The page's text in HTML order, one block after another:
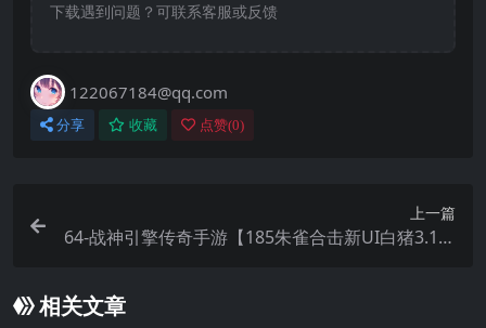
下载遇到问题？可联系客服或反馈
122067184@qq.com
分享 收藏 点赞(0)
上一篇
64-战神引擎传奇手游【185朱雀合击新UI白猪3.1】
相关文章